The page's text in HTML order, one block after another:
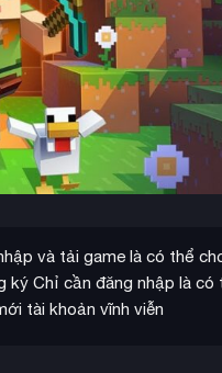
và tải game là có thể
Chỉ cần đăng nhập là
tài khoản vĩnh viễn